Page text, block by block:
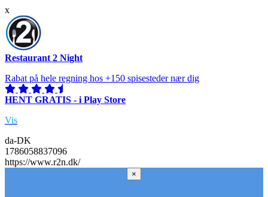
x
Restaurant 2 Night
Rabat på hele regning hos +150 spisesteder nær dig
HENT GRATIS - i Play Store
Vis
da-DK
1786058837096
https://www.r2n.dk/
×